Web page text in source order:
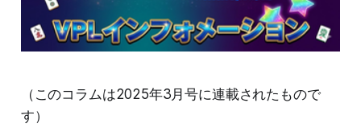
（このコラムは2025年3月号に連載されたもので
す）